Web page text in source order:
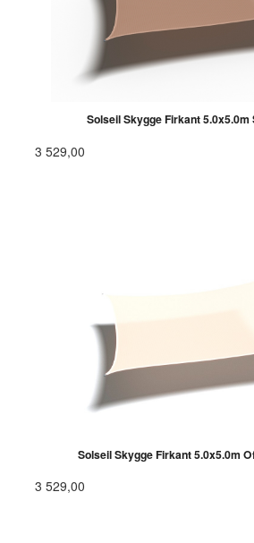
Solseil Skygge Firkant 5.0x5.0m
3 529,00
Solseil Skygge Firkant 5.0x5.0m
3 529,00